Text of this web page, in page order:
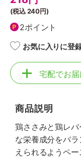
(税込240円)
2ポイント
お気に入りに登
宅配でお届
商品説明
鶏ささみと鶏レ
な栄養成分をバ
えられるようペ